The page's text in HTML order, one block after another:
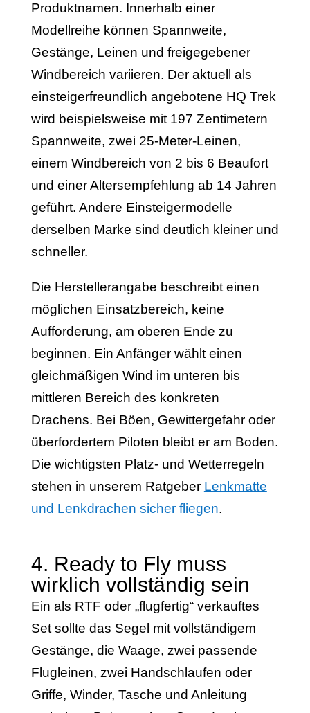
Produktnamen. Innerhalb einer
Modellreihe können Spannweite,
Gestänge, Leinen und freigegebener
Windbereich variieren. Der aktuell als
einsteigerfreundlich angebotene HQ Trek
wird beispielsweise mit 197 Zentimetern
Spannweite, zwei 25-Meter-Leinen,
einem Windbereich von 2 bis 6 Beaufort
und einer Altersempfehlung ab 14 Jahren
geführt. Andere Einsteigermodelle
derselben Marke sind deutlich kleiner und
schneller.
Die Herstellerangabe beschreibt einen
möglichen Einsatzbereich, keine
Aufforderung, am oberen Ende zu
beginnen. Ein Anfänger wählt einen
gleichmäßigen Wind im unteren bis
mittleren Bereich des konkreten
Drachens. Bei Böen, Gewittergefahr oder
überfordertem Piloten bleibt er am Boden.
Die wichtigsten Platz- und Wetterregeln
stehen in unserem Ratgeber Lenkmatte
und Lenkdrachen sicher fliegen.
4. Ready to Fly muss
wirklich vollständig sein
Ein als RTF oder „flugfertig“ verkauftes
Set sollte das Segel mit vollständigem
Gestänge, die Waage, zwei passende
Flugleinen, zwei Handschlaufen oder
Griffe, Winder, Tasche und Anleitung